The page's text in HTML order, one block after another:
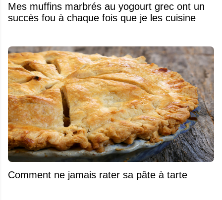
Mes muffins marbrés au yogourt grec ont un
succès fou à chaque fois que je les cuisine
Comment ne jamais rater sa pâte à tarte